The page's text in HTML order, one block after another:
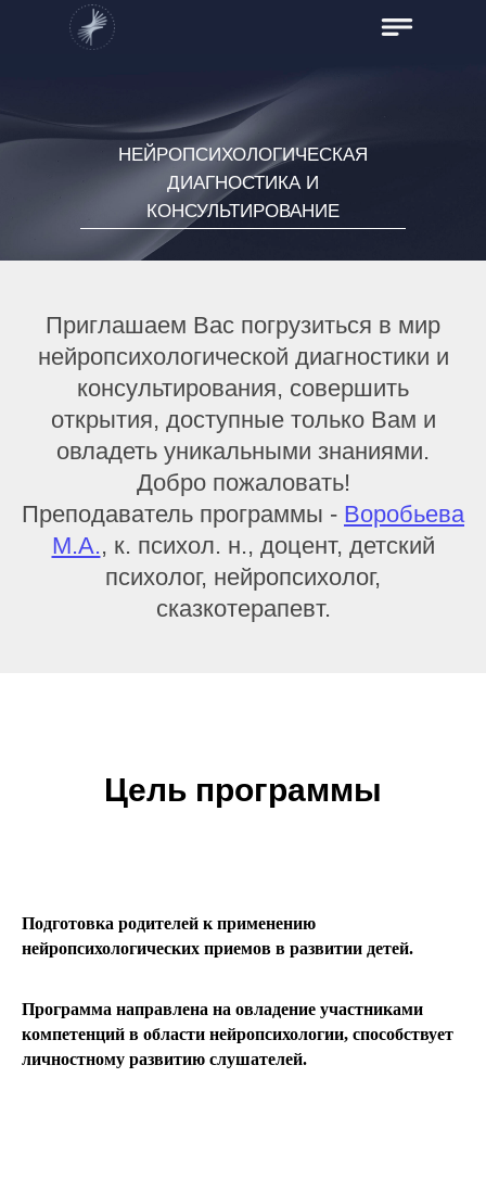
НЕЙРОПСИХОЛОГИЧЕСКАЯ
ДИАГНОСТИКА И
КОНСУЛЬТИРОВАНИЕ
Приглашаем Вас погрузиться в мир
нейропсихологической диагностики и
консультирования, совершить
открытия, доступные только Вам и
овладеть уникальными знаниями.
Добро пожаловать!
Преподаватель программы - Воробьева
М.А., к. психол. н., доцент, детский
психолог, нейропсихолог,
сказкотерапевт.
Цель программы
Подготовка родителей к применению
нейропсихологических приемов в развитии детей.
Программа направлена на овладение участниками
компетенций в области нейропсихологии, способствует
личностному развитию слушателей.